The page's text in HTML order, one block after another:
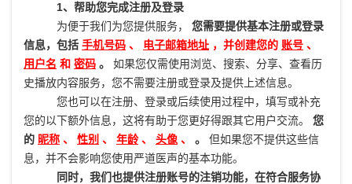
1、帮助您完成注册及登录
为便于我们为您提供服务， 您需要提供基本注册或登录
信息，包括 手机号码 、 电子邮箱地址 ，并创建您的 账号 、
用户名 和 密码 。 如果您仅需使用浏览、搜索、分享、查看历
史播放内容服务，您不需要注册或登录及提供上述信息。
您也可以在注册、登录或后续使用过程中，填写或补充
您的以下额外信息，这将有助于您更好得跟其它用户交流。 您
的 昵称 、 性别 、 年龄 、 头像 、 。 但如果您不提供这些信
息，并不会影响您使用严道医声的基本功能。
同时，我们也提供注册账号的注销功能，在符合服务协